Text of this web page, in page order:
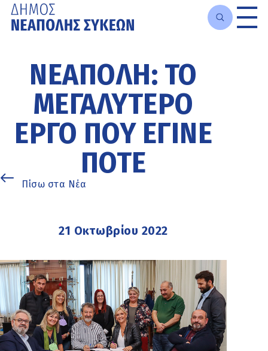
κυρίως
περιεχόμενο
ΝΕΆΠΟΛΗ: ΤΟ
ΜΕΓΑΛΎΤΕΡΟ
ΈΡΓΟ ΠΟΥ ΈΓΙΝΕ
ΠΟΤΈ
Πίσω στα Νέα
21 Οκτωβρίου 2022